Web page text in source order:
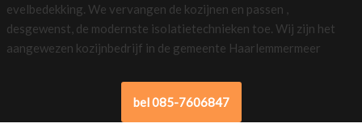
evelbedekking. We vervangen de kozijnen en passen ,
desgewenst, de modernste isolatietechnieken toe. Wij zijn het
aangewezen kozijnbedrijf in de gemeente Haarlemmermeer
bel 085-7606847